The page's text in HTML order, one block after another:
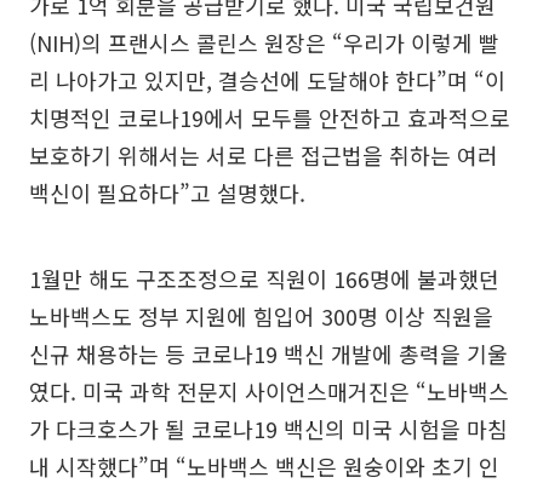
(NIH)의 프랜시스 콜린스 원장은 “우리가 이렇게 빨
리 나아가고 있지만, 결승선에 도달해야 한다”며 “이
치명적인 코로나19에서 모두를 안전하고 효과적으로
보호하기 위해서는 서로 다른 접근법을 취하는 여러
백신이 필요하다”고 설명했다.
1월만 해도 구조조정으로 직원이 166명에 불과했던
노바백스도 정부 지원에 힘입어 300명 이상 직원을
신규 채용하는 등 코로나19 백신 개발에 총력을 기울
였다. 미국 과학 전문지 사이언스매거진은 “노바백스
가 다크호스가 될 코로나19 백신의 미국 시험을 마침
내 시작했다”며 “노바백스 백신은 원숭이와 초기 인